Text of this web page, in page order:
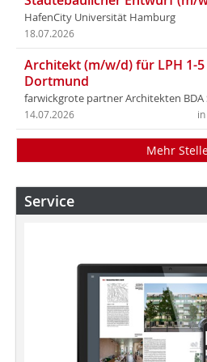
HafenCity Universität Hamburg
18.07.2026
Architekt (m/w/d) für LPH 1-
Dortmund
farwickgrote partner Architekten
14.07.2026
Mehr
Service